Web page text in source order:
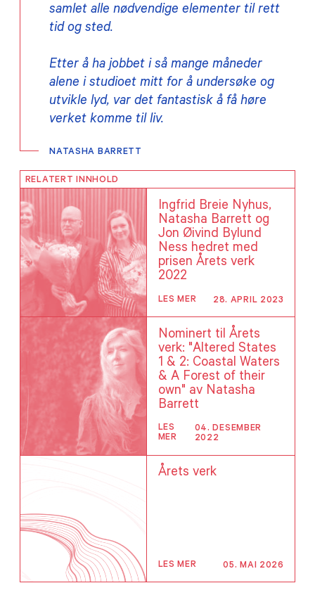
samlet alle nødvendige elementer til rett
tid og sted.
Etter å ha jobbet i så mange måneder
alene i studioet mitt for å undersøke og
utvikle lyd, var det fantastisk å få høre
verket komme til liv.
NATASHA BARRETT
RELATERT INNHOLD
Ingfrid Breie Nyhus,
Natasha Barrett og
Jon Øivind Bylund
Ness hedret med
prisen Årets verk
2022
LES MER 28. APRIL 2023
Nominert til Årets
verk: "Altered States
1 & 2: Coastal Waters
& A Forest of their
own" av Natasha
Barrett
LES
MER
04. DESEMBER
2022
Årets verk
LES MER 05. MAI 2026